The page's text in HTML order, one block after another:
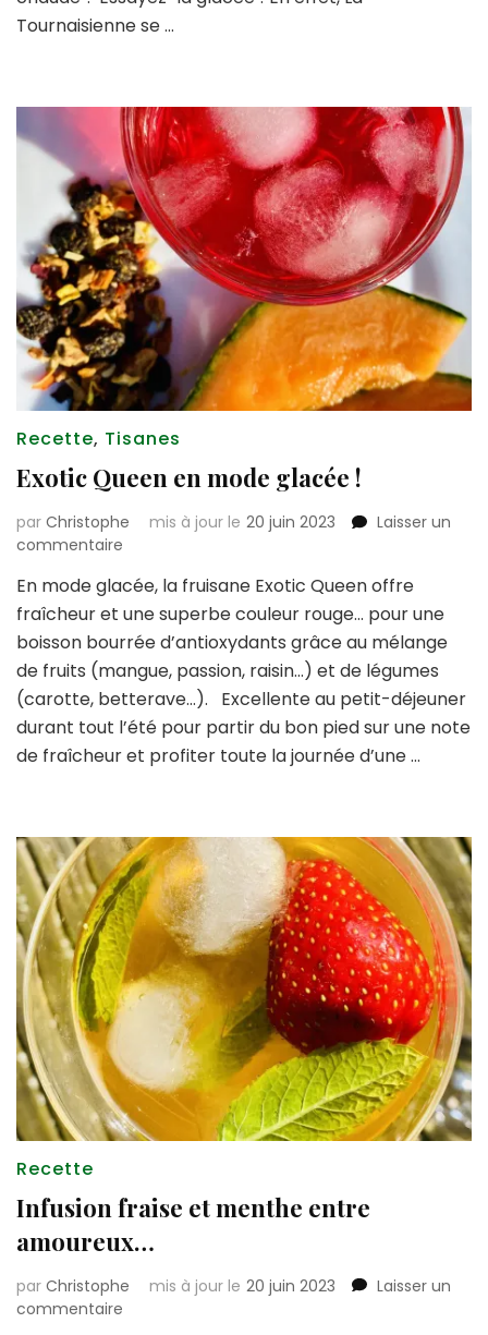
régaler
Tournaisienne se …
Recette, Tisanes
Exotic Queen en mode glacée !
par Christophe mis à jour le 20 juin 2023
Laisser un
commentaire
Queen
en
mode
!
En mode glacée, la fruisane Exotic Queen offre
fraîcheur et une superbe couleur rouge… pour une
boisson bourrée d’antioxydants grâce au mélange
de fruits (mangue, passion, raisin…) et de légumes
(carotte, betterave…). Excellente au petit-déjeuner
durant tout l’été pour partir du bon pied sur une note
de fraîcheur et profiter toute la journée d’une …
Recette
Infusion fraise et menthe entre
amoureux…
par Christophe mis à jour le 20 juin 2023
Laisser un
commentaire